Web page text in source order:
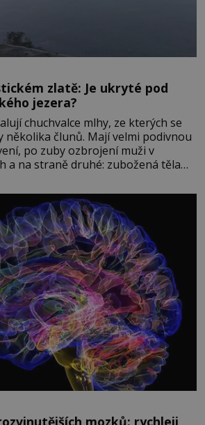
zlatě: Je ukryté pod
jezera?
chuchvalce mlhy, ze kterých se
několika člunů. Mají velmi podivnou
po zuby ozbrojení muži v
a na straně druhé: zubožená těla
Je jaro roku 1945, druhá
ke konci. Jezero Stolpsee
mozků: rychleji